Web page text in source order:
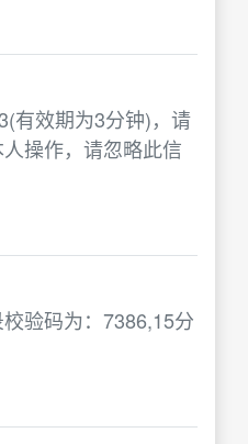
有效期为3分钟)，请
操作，请忽略此信
校验码为：7386,15分